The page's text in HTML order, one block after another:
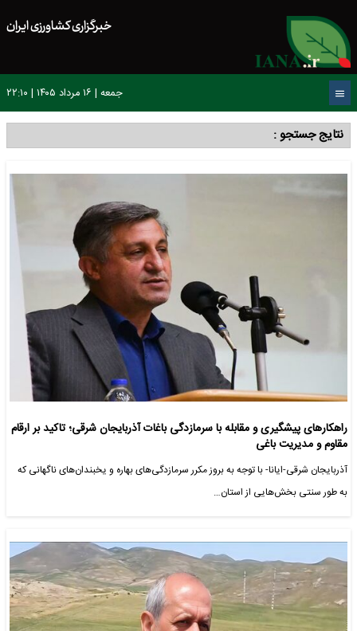
خبرگزاری کشاورزی ایران
جمعه | ۱۶ مرداد ۱۴۰۵ | ۲۲:۱۰
نتایج جستجو :
راهکارهای پیشگیری و مقابله با سرمازدگی باغات آذربایجان شرقی؛ تاکید بر ارقام
مقاوم و مدیریت باغی
آذربایجان شرقی-ایانا- با توجه به بروز مکرر سرمازدگی‌های بهاره و یخبندان‌های ناگهانی که
به طور سنتی بخش‌هایی از استان…